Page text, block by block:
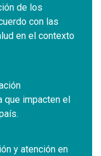
de los
con las
en el contexto
que impacten el
y atención en